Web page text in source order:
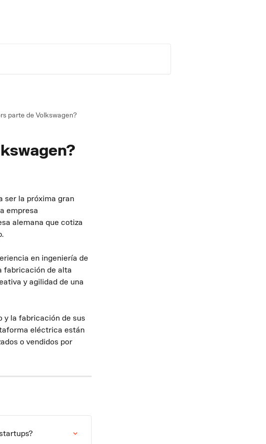
parte de Volkswagen?
ser la próxima gran
empresa
alemana que cotiza
en ingeniería de
fabricación de alta
y agilidad de una
y la fabricación de sus
eléctrica están
o vendidos por